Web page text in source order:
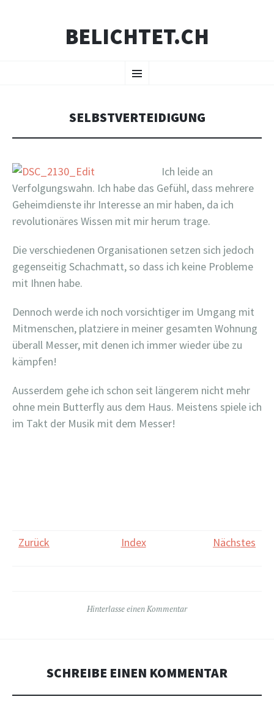
BELICHTET.CH
Menü
INHALT
SELBSTVERTEIDIGUNG
Ich leide an
Verfolgungswahn. Ich habe das Gefühl, dass mehrere
Geheimdienste ihr Interesse an mir haben, da ich
revolutionäres Wissen mit mir herum trage.
Die verschiedenen Organisationen setzen sich jedoch
gegenseitig Schachmatt, so dass ich keine Probleme
mit Ihnen habe.
Dennoch werde ich noch vorsichtiger im Umgang mit
Mitmenschen, platziere in meiner gesamten Wohnung
überall Messer, mit denen ich immer wieder übe zu
kämpfen!
Ausserdem gehe ich schon seit längerem nicht mehr
ohne mein Butterfly aus dem Haus. Meistens spiele ich
im Takt der Musik mit dem Messer!
Zurück Index Nächstes
Hinterlasse einen Kommentar
SCHREIBE EINEN KOMMENTAR